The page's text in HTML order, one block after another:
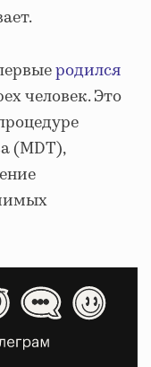
родился
человек. Это
(MDT),